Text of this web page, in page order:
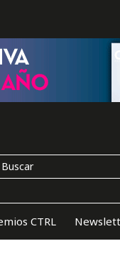
CTRL